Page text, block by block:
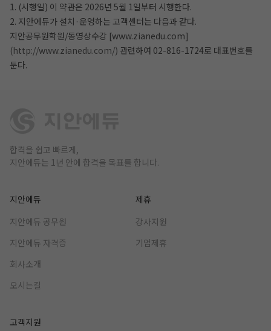
1. (시행일) 이 약관은 2026년 5월 1일부터 시행한다.
2. 지안에듀가 설치·운영하는 고객센터는 다음과 같다.
지안공무원학원/동영상수강 [www.zianedu.com]
(http://www.zianedu.com/) 관련하여 02-816-1724로 대표번호를
둔다.
합격을 쉽고 빠르게,
지안에듀는 1년 안에 합격을 목표를 합니다.
지안에듀
지안에듀 공무원
지안에듀 자격증
회사소개
오시는길
제휴
강사지원
기업제휴
고객지원